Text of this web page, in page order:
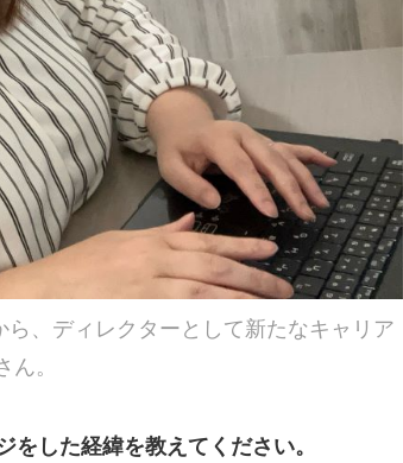
、ディレクターとして新たなキャリア
ん。
をした経緯を教えてください。